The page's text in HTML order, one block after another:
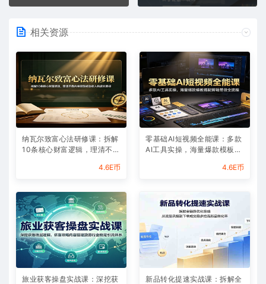
相关资源
纳瓦尔致富心法研修课：拆解
10条核心财富逻辑，理清不靠
4.6E币
零基础AI短视频全能课：多款
AI工具实操，海量爆款模板搭
4.6E币
旅业获客操盘实战课：深挖获 新品转化提速实战课：拆解全